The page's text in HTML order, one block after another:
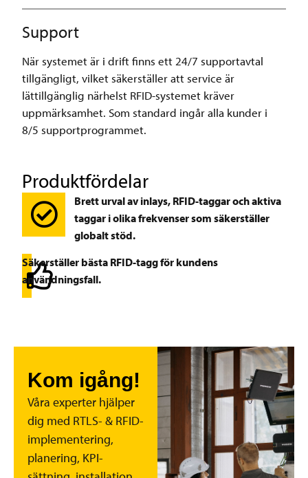
Support
När systemet är i drift finns ett 24/7 supportavtal
tillgängligt, vilket säkerställer att service är
lättillgänglig närhelst RFID-systemet kräver
uppmärksamhet. Som standard ingår alla kunder i
8/5 supportprogrammet.
Produktfördelar
Brett urval av inlays, RFID-taggar och aktiva
taggar i olika frekvenser som säkerställer
globalt stöd.
Säkerställer bästa RFID-tagg för kundens
användningsfall.
Kom igång!
Våra experter hjälper
dig med RTLS- & RFID-
implementering,
planering, KPI-